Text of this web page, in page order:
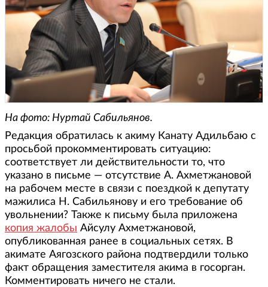
На фото: Нуртай Сабильянов.
Редакция обратилась к акиму Канату Адильбаю с
просьбой прокомментировать ситуацию:
соответствует ли действительности то, что
указано в письме — отсутствие А. Ахметжановой
на рабочем месте в связи с поездкой к депутату
мажилиса Н. Сабильянову и его требование об
увольнении? Также к письму была приложена
копия жалобы Айсулу Ахметжановой,
опубликованная ранее в социальных сетях. В
акимате Аягозского района подтвердили только
факт обращения заместителя акима в госорган.
Комментировать ничего не стали.